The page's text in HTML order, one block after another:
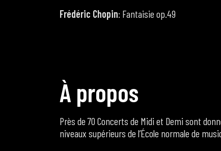
Frédéric Chopin: Fantaisie op.49
À propos
Près de 70 Concerts de Midi et Demi sont
niveaux supérieurs de l’École normale de